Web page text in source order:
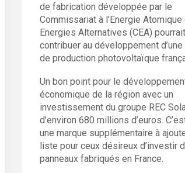
de fabrication développée par le
Commissariat à l’Energie Atomique
Energies Alternatives (CEA) pourrait
contribuer au développement
de production photovoltaïque
Un bon point pour le
économique de la région avec un
investissement du groupe REC
d’environ 680 millions d’euros.
une marque supplémentaire à
liste pour ceux désireux d’investir
panneaux fabriqués en France.